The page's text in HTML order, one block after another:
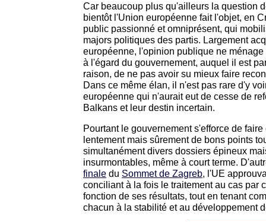
Car beaucoup plus qu'ailleurs la question
bientôt l'Union européenne fait l'objet, en
public passionné et omniprésent, qui
majors politiques des partis. Largement
européenne, l'opinion publique ne
à l'égard du gouvernement, auquel il est
raison, de ne pas avoir su mieux faire
Dans ce même élan, il n'est pas rare d'y
européenne qui n'aurait eut de cesse de
Balkans et leur destin incertain.
Pourtant le gouvernement s'efforce de
lentement mais sûrement de bons points
simultanément divers dossiers épineux
insurmontables, même à court terme.
finale du Sommet de Zagreb, l'UE
conciliant à la fois le traitement au cas par
fonction de ses résultats, tout en tenant
chacun à la stabilité et au développement